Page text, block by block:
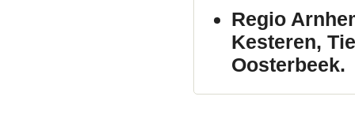
Regio
Kesteren,
Oosterbeek.